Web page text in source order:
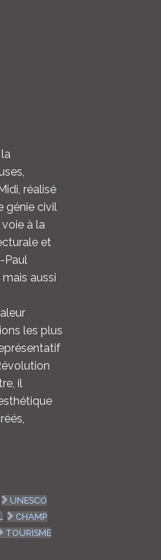
réalisé
génie civil
à la
et
Paul
aussi
les plus
il
UNESCO
CHAMP
TOURISME